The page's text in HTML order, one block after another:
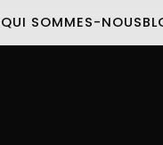
QUI SOMMES-NOUS